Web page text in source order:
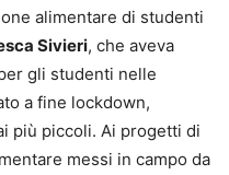
alimentare di studenti
Sivieri, che aveva
gli studenti nelle
a fine lockdown,
più piccoli. Ai progetti di
messi in campo da